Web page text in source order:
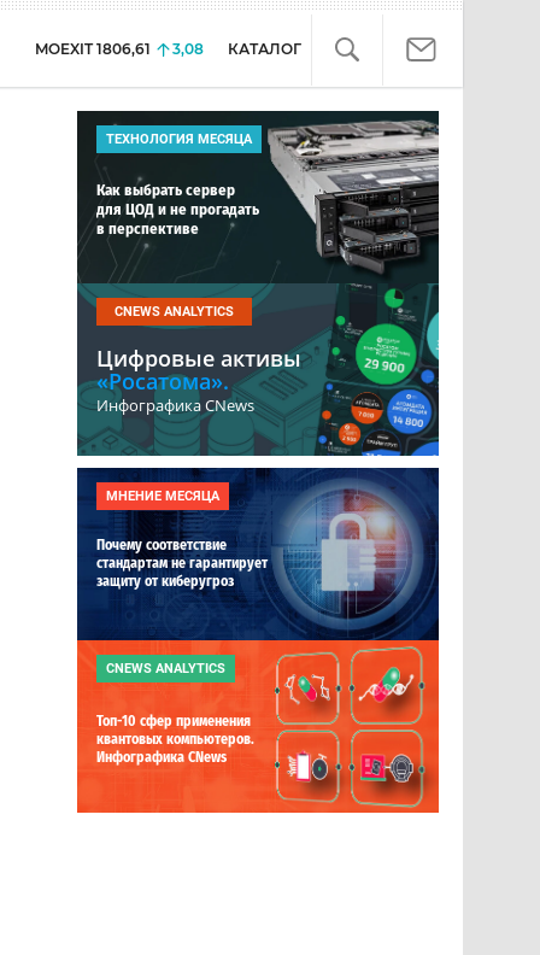
MOEXIT 1806,61 3,08 КАТАЛОГ
ТЕХНОЛОГИЯ МЕСЯЦА
Как выбрать сервер
для ЦОД и не прогадать
в перспективе
CNEWS ANALYTICS
Цифровые активы
«Росатома».
Инфографика CNews
МНЕНИЕ МЕСЯЦА
Почему соответствие
стандартам не гарантирует
защиту от киберугроз
CNEWS ANALYTICS
Топ-10 сфер применения
квантовых компьютеров.
Инфографика CNews